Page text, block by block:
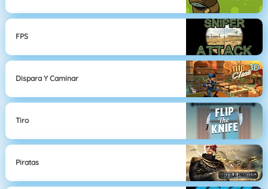
FPS
Dispara Y Caminar
Tiro
Piratas